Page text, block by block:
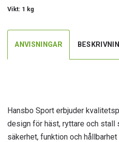
-
mängd
Vikt: 1 kg
ANVISNINGAR
Hansbo Sport erbjuder
design för häst, ryttare och stall
säkerhet, funktion och